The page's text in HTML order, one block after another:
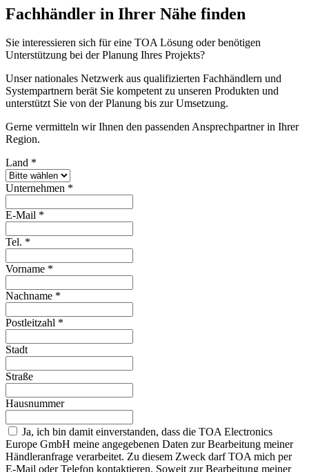
Fachhändler in Ihrer Nähe finden
Sie interessieren sich für eine TOA Lösung oder benötigen
Unterstützung bei der Planung Ihres Projekts?
Unser nationales Netzwerk aus qualifizierten Fachhändlern und
Systempartnern berät Sie kompetent zu unseren Produkten und
unterstützt Sie von der Planung bis zur Umsetzung.
Gerne vermitteln wir Ihnen den passenden Ansprechpartner in Ihrer
Region.
Land *
Unternehmen *
E-Mail *
Tel. *
Vorname *
Nachname *
Postleitzahl *
Stadt
Straße
Hausnummer
Ja, ich bin damit einverstanden, dass die TOA Electronics
Europe GmbH meine angegebenen Daten zur Bearbeitung meiner
Händleranfrage verarbeitet. Zu diesem Zweck darf TOA mich per
E-Mail oder Telefon kontaktieren. Soweit zur Bearbeitung meiner